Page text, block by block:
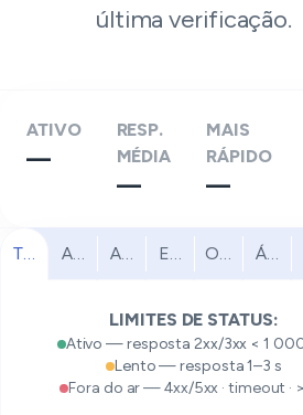
última verificação.
ATIVO
—
RESP.
MÉDIA
—
MAIS
RÁPIDO
—
Todas América do Norte
América do Sul
EuropaOrienteÁfrica
LIMITES DE STATUS:
Ativo — resposta 2xx/3xx < 1
Lento — resposta 1–3 s
Fora do ar — 4xx/5xx · timeout ·